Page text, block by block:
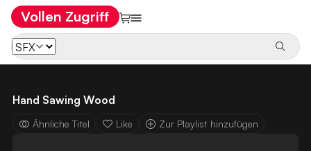
Vollen Zugriff
Hand Sawing Wood
Ähnliche Titel Like Zur Playlist hinzufügen